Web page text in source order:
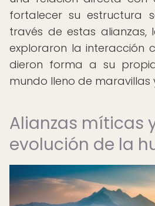
fortalecer su estructura
través de estas alianzas,
exploraron la interacción
dieron forma a su
mundo lleno de maravillas
Alianzas míticas
evolución de la